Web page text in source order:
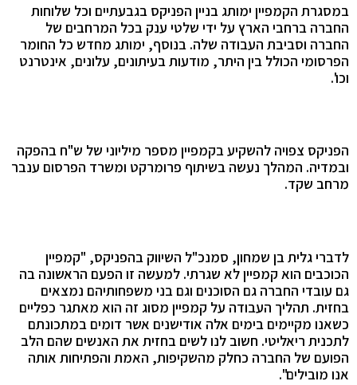
במסגרת הקמפיין ימותג בניין הפניקס בגבעתיים וכל שלוחות
החברה ברחבי הארץ על ידי שלטי ענק בכל המרחבים של
החברה וסביבת העבודה שלה. בנוסף, ימותג מחדש כל החומר
הפרסומי הכולל בין היתר, מודעות בעיתונים, עלונים, אינטרנט
וכו'.
הפניקס צפויה להשקיע בקמפיין מספר מיליוני של ש"ח בהפקה
ובמדיה. המהלך נעשה בשיתוף פרומרקט ומשרד הפרסום ענבר
מרחב שקד.
לדברי גלית בן שמחון, סמנכ"ל השיווק בהפניקס, "קמפיין
הכוכבים הוא קמפיין לא שגרתי. למעשה זו הפעם הראשונה בה
גם עובדי החברה גם הסוכנים וגם בני משפחותיהם נמצאים
בחזית. תהליך העבודה על קמפיין מסוג זה הוא מאתגר כפליים
כשאנו מקיימים בימים אלה אודישנים אשר דומים במתכונתם
לתכנית ריאליטי. חשוב לנו לשים בחזית את האנשים שהם הלב
הפועם של החברה כחלק מהשקיפות, האמת והפתיחות אותה
אנו מובילים".